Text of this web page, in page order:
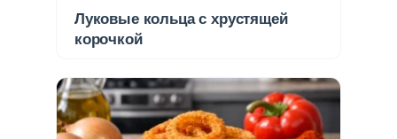
Луковые кольца с хрустящей
корочкой